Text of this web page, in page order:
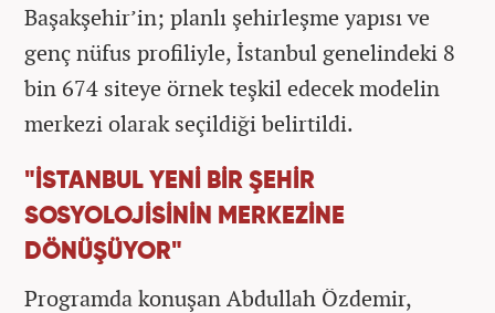
Başakşehir’in; planlı şehirleşme yapısı ve
genç nüfus profiliyle, İstanbul genelindeki 8
bin 674 siteye örnek teşkil edecek modelin
merkezi olarak seçildiği belirtildi.
"İSTANBUL YENİ BİR ŞEHİR
SOSYOLOJİSİNİN MERKEZİNE
DÖNÜŞÜYOR"
Programda konuşan Abdullah Özdemir,